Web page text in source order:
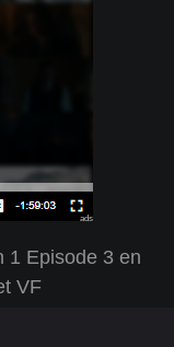
ads
1 Episode 3 en
VF